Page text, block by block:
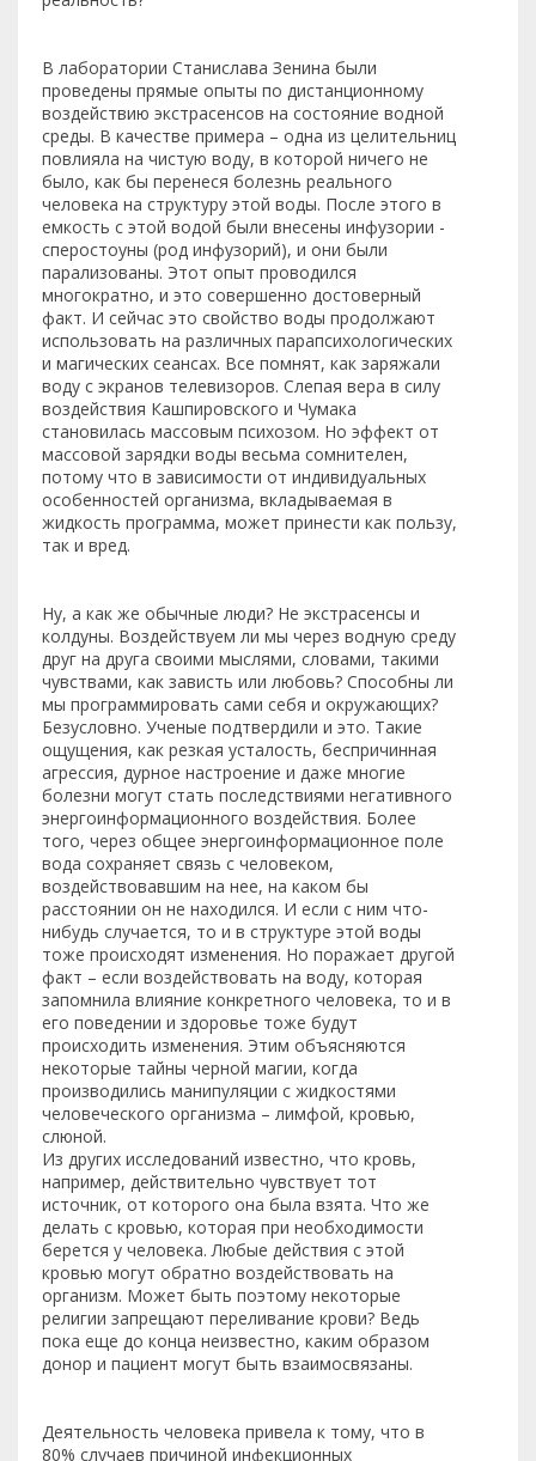
В лаборатории Станислава Зенина были
проведены прямые опыты по дистанционному
воздействию экстрасенсов на состояние водной
среды. В качестве примера – одна из целительниц
повлияла на чистую воду, в которой ничего не
было, как бы перенеся болезнь реального
человека на структуру этой воды. После этого в
емкость с этой водой были внесены инфузории -
сперостоуны (род инфузорий), и они были
парализованы. Этот опыт проводился
многократно, и это совершенно достоверный
факт. И сейчас это свойство воды продолжают
использовать на различных парапсихологических
и магических сеансах. Все помнят, как заряжали
воду с экранов телевизоров. Слепая вера в силу
воздействия Кашпировского и Чумака
становилась массовым психозом. Но эффект от
массовой зарядки воды весьма сомнителен,
потому что в зависимости от индивидуальных
особенностей организма, вкладываемая в
жидкость программа, может принести как пользу,
так и вред.
Ну, а как же обычные люди? Не экстрасенсы и
колдуны. Воздействуем ли мы через водную среду
друг на друга своими мыслями, словами, такими
чувствами, как зависть или любовь? Способны ли
мы программировать сами себя и окружающих?
Безусловно. Ученые подтвердили и это. Такие
ощущения, как резкая усталость, беспричинная
агрессия, дурное настроение и даже многие
болезни могут стать последствиями негативного
энергоинформационного воздействия. Более
того, через общее энергоинформационное поле
вода сохраняет связь с человеком,
воздействовавшим на нее, на каком бы
расстоянии он не находился. И если с ним что-
нибудь случается, то и в структуре этой воды
тоже происходят изменения. Но поражает другой
факт – если воздействовать на воду, которая
запомнила влияние конкретного человека, то и в
его поведении и здоровье тоже будут
происходить изменения. Этим объясняются
некоторые тайны черной магии, когда
производились манипуляции с жидкостями
человеческого организма – лимфой, кровью,
слюной.
Из других исследований известно, что кровь,
например, действительно чувствует тот
источник, от которого она была взята. Что же
делать с кровью, которая при необходимости
берется у человека. Любые действия с этой
кровью могут обратно воздействовать на
организм. Может быть поэтому некоторые
религии запрещают переливание крови? Ведь
пока еще до конца неизвестно, каким образом
донор и пациент могут быть взаимосвязаны.
Деятельность человека привела к тому, что в
80% случаев причиной инфекционных